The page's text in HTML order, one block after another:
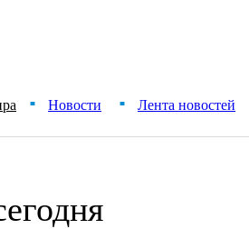
■ Новости ■ Лента новостей